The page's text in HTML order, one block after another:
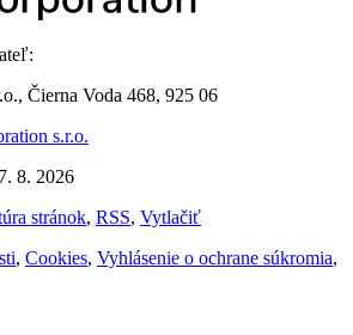
Čierna Voda 468, 925 06
s.r.o.
8. 2026
stránok, RSS, Vytlačiť
, Cookies, Vyhlásenie o ochrane súkromia,